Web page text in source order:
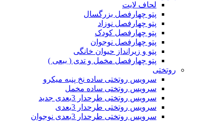
لحاف لایت
پتو چهارفصل بزرگسال
پتو چهارفصل نوزاد
پتو چهارفصل کودک
پتو چهارفصل نوجوان
پتو و زیرانداز حیوان خانگی
پتو چهارفصل مخمل و تدی ( ببعی )
روتختی
سرویس روتختی ساده نخ پنبه میکرو
سرویس روتختی ساده مخمل
سرویس روتختی طرحدار 3بعدی جدید
سرویس روتختی طرحدار 3بعدی
سرویس روتختی طرحدار 3بعدی نوجوان